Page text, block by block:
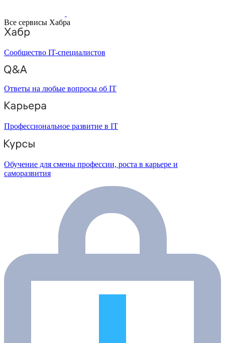
Все сервисы Хабра
Сообщество IT-специалистов
Ответы на любые вопросы об IT
Профессиональное развитие в IT
Обучение для смены профессии, роста в карьере и
саморазвития